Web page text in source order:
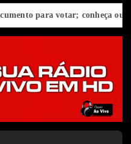
para votar; conheça outras